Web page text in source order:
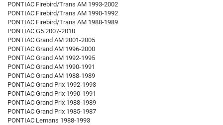
PONTIAC Firebird/Trans AM 1993-2002
PONTIAC Firebird/Trans AM 1990-1992
PONTIAC Firebird/Trans AM 1988-1989
PONTIAC G5 2007-2010
PONTIAC Grand AM 2001-2005
PONTIAC Grand AM 1996-2000
PONTIAC Grand AM 1992-1995
PONTIAC Grand AM 1990-1991
PONTIAC Grand AM 1988-1989
PONTIAC Grand Prix 1992-1993
PONTIAC Grand Prix 1990-1991
PONTIAC Grand Prix 1988-1989
PONTIAC Grand Prix 1985-1987
PONTIAC Lemans 1988-1993